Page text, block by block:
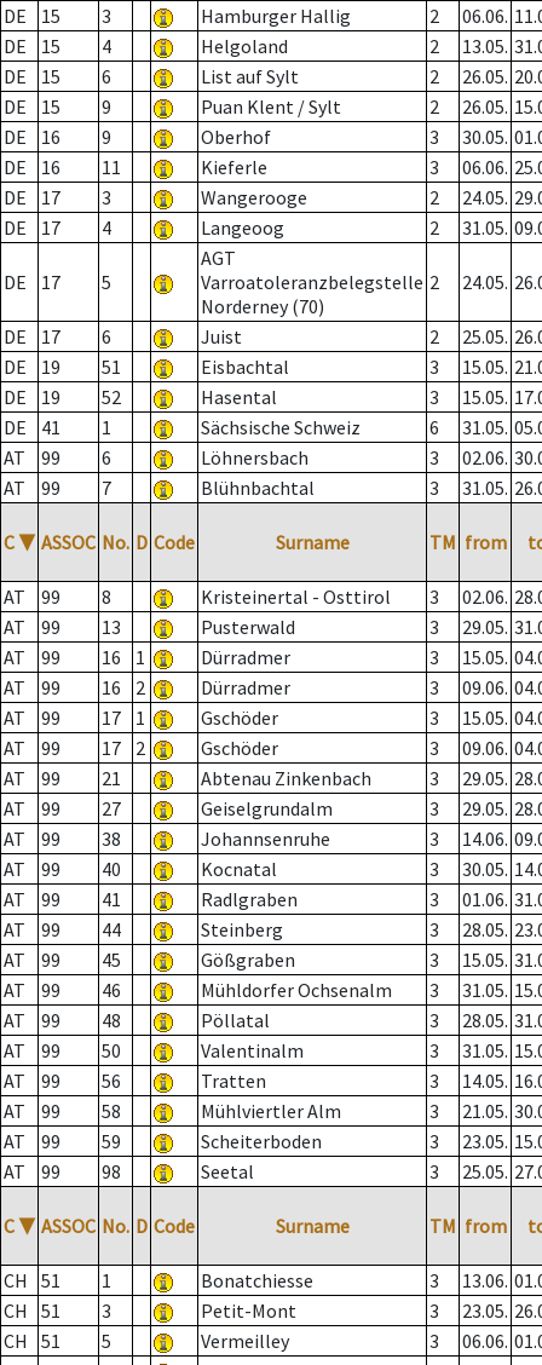
DE
15 3 Hamburger Hallig 2 06.06.
DE
15 4 Helgoland 2 13.05.
DE
15 6 List auf Sylt 2 26.05.
DE
15 9 Puan Klent / Sylt 2 26.05.
DE
16 9 Oberhof 3 30.05.
DE
16 11 Kieferle 3 06.06.
DE
17 3 Wangerooge 2 24.05.
DE
17 4 Langeoog 2 31.05.
DE 17 5
AGT
Varroatoleranzbelegstelle
Norderney (70)
2 24.05.
DE 17 6 Juist 2 25.05.
DE
19 51 Eisbachtal 3 15.05.
DE
19 52 Hasental 3 15.05.
DE
41 1 Sächsische Schweiz 6 31.05.
AT
99 6 Löhnersbach 3 02.06.
AT
99 7 Blühnbachtal 3 31.05.
C ▼ ASSOC No. D Code Surname TM from
AT 99 8 Kristeinertal - Osttirol 3 02.06.
AT
99 13 Pusterwald 3 29.05.
AT
99 16 1 Dürradmer 3 15.05.
AT
99 16 2 Dürradmer 3 09.06.
AT
99 17 1 Gschöder 3 15.05.
AT
99 17 2 Gschöder 3 09.06.
AT
99 21 Abtenau Zinkenbach 3 29.05.
AT
99 27 Geiselgrundalm 3 29.05.
AT
99 38 Johannsenruhe 3 14.06.
AT
99 40 Kocnatal 3 30.05.
AT
99 41 Radlgraben 3 01.06.
AT
99 44 Steinberg 3 28.05.
AT
99 45 Gößgraben 3 15.05.
AT
99 46 Mühldorfer Ochsenalm 3 31.05.
AT
99 48 Pöllatal 3 28.05.
AT
99 50 Valentinalm 3 31.05.
AT
99 56 Tratten 3 14.05.
AT
99 58 Mühlviertler Alm 3 21.05.
AT
99 59 Scheiterboden 3 23.05.
AT
99 98 Seetal 3 25.05.
C ▼ ASSOC No. D Code Surname TM from
CH 51 1 Bonatchiesse 3 13.06.
CH
51 3 Petit-Mont 3 23.05.
CH
51 5 Vermeilley 3 06.06.